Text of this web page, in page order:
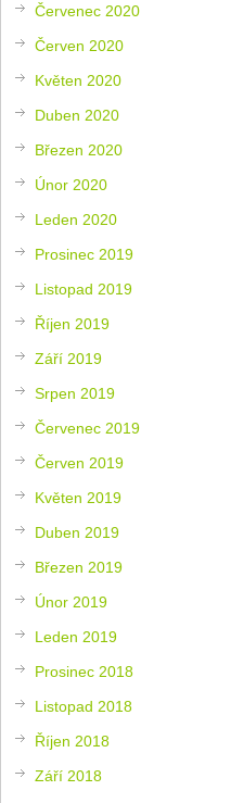
Červenec 2020
Červen 2020
Květen 2020
Duben 2020
Březen 2020
Únor 2020
Leden 2020
Prosinec 2019
Listopad 2019
Říjen 2019
Září 2019
Srpen 2019
Červenec 2019
Červen 2019
Květen 2019
Duben 2019
Březen 2019
Únor 2019
Leden 2019
Prosinec 2018
Listopad 2018
Říjen 2018
Září 2018